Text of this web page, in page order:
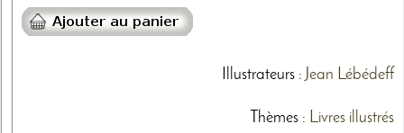
Illustrateurs: Jean Lébédeff
Thèmes: Livres illustrés